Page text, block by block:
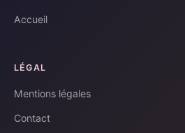
Accueil
LÉGAL
Mentions légales
Contact